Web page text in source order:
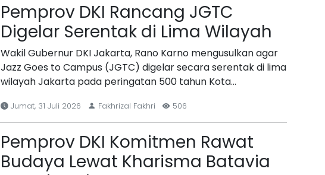
Pemprov DKI Rancang JGTC
Digelar Serentak di Lima Wilayah
Wakil Gubernur DKI Jakarta, Rano Karno mengusulkan agar
Jazz Goes to Campus (JGTC) digelar secara serentak di lima
wilayah Jakarta pada peringatan 500 tahun Kota…
Jumat, 31 Juli 2026 Fakhrizal Fakhri 506
Pemprov DKI Komitmen Rawat
Budaya Lewat Kharisma Batavia